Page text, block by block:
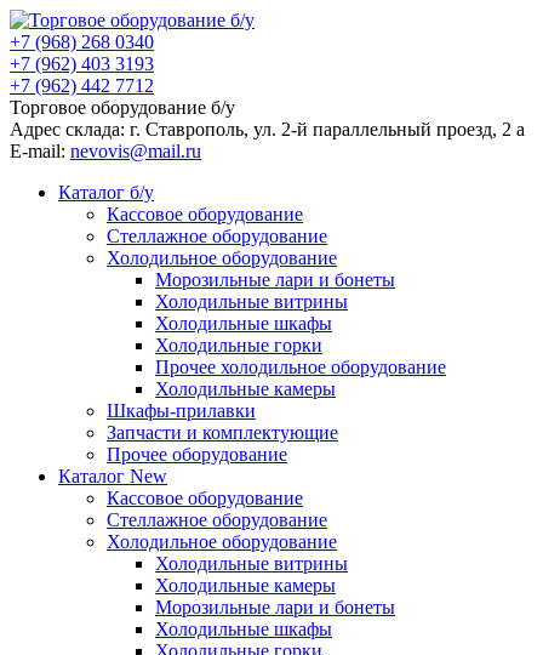
+7 (968) 268 0340
+7 (962) 403 3193
+7 (962) 442 7712
Торговое оборудование б/у
Адрес склада: г. Ставрополь, ул. 2-й параллельный проезд, 2 a
E-mail: nevovis@mail.ru
Каталог б/у
Кассовое оборудование
Стеллажное оборудование
Холодильное оборудование
Морозильные лари и бонеты
Холодильные витрины
Холодильные шкафы
Холодильные горки
Прочее холодильное оборудование
Холодильные камеры
Шкафы-прилавки
Запчасти и комплектующие
Прочее оборудование
Каталог New
Кассовое оборудование
Стеллажное оборудование
Холодильное оборудование
Холодильные витрины
Холодильные камеры
Морозильные лари и бонеты
Холодильные шкафы
Холодильные горки